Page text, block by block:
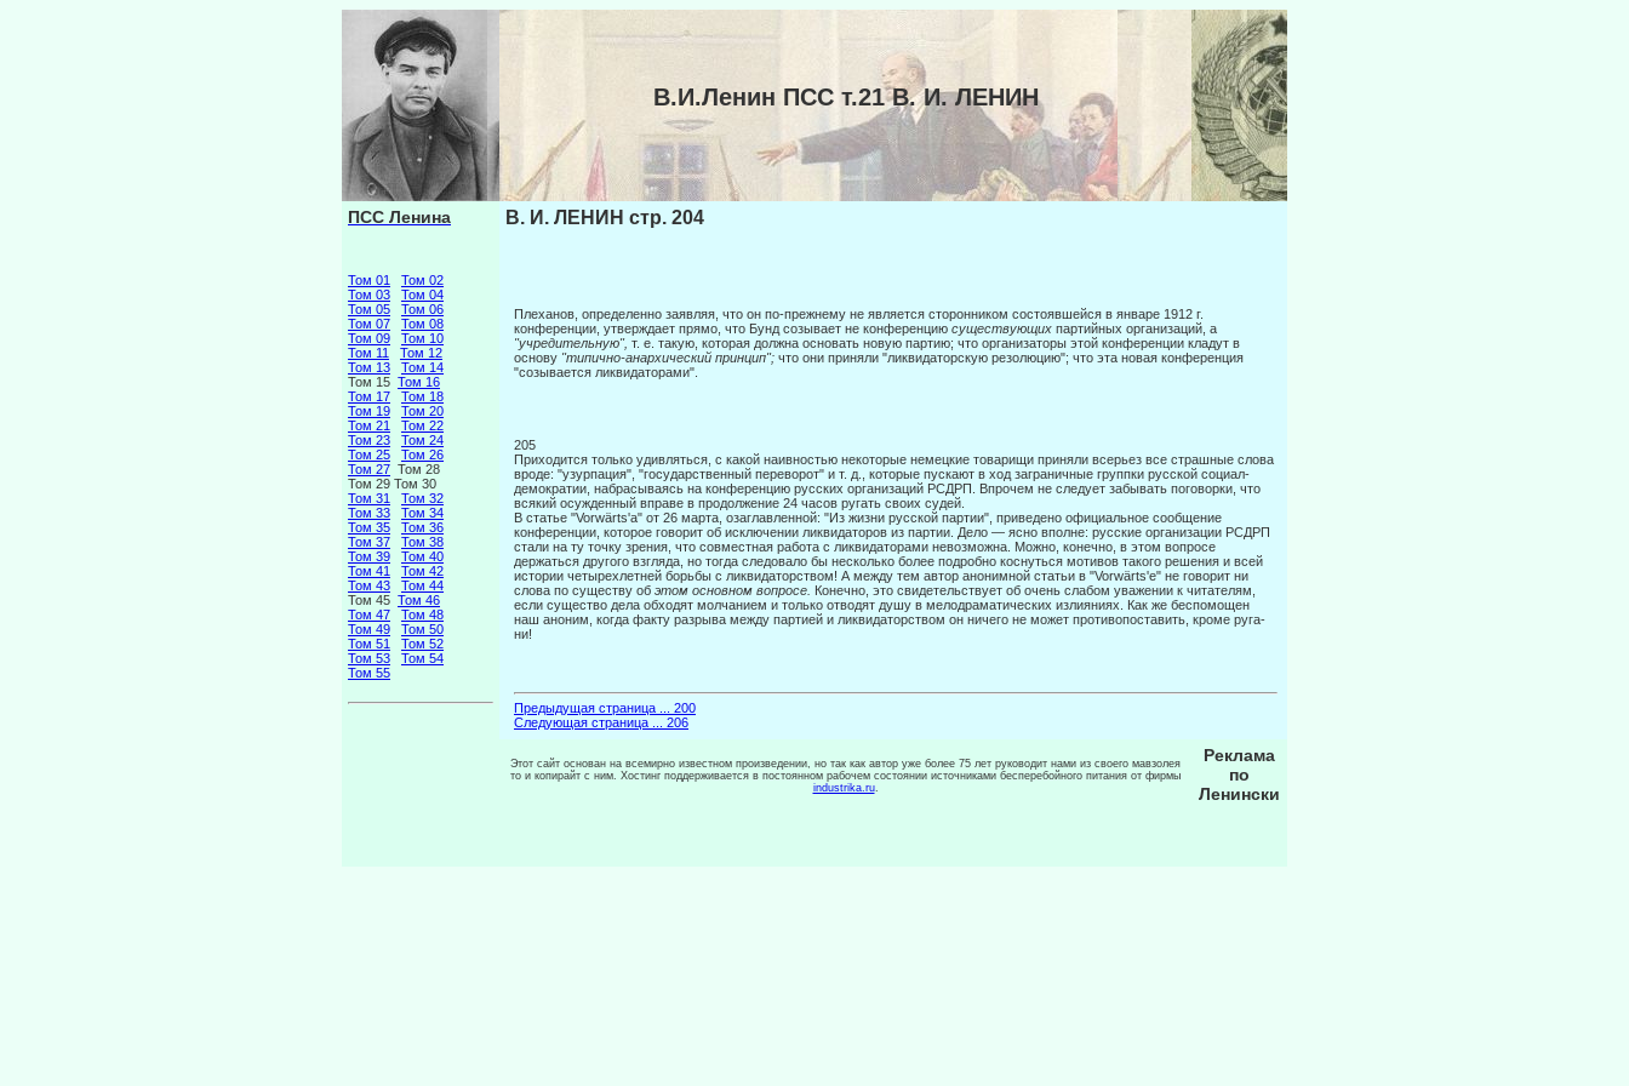
В.И.Ленин ПСС т.21 В. И. ЛЕНИН
ПСС Ленина
Том 01
Том 02
Том 03
Том 04
Том 05
Том 06
Том 07
Том 08
Том 09
Том 10
Том 11
Том 12
Том 13
Том 14
Том 15 Том 16
Том 17
Том 18
Том 19
Том 20
Том 21
Том 22
Том 23
Том 24
Том 25
Том 26
Том 27 Том 28
Том 29 Том 30
Том 31
Том 32
Том 33
Том 34
Том 35
Том 36
Том 37
Том 38
Том 39
Том 40
Том 41
Том 42
Том 43
Том 44
Том 45 Том 46
Том 47
Том 48
Том 49
Том 50
Том 51
Том 52
Том 53
Том 54
Том 55
В. И. ЛЕНИН стр. 204
Плеханов, определенно заявляя, что он по-прежнему не является сторонником со­стоявшейся в январе 1912 г.
конференции, утверждает прямо, что Бунд созывает не конференцию существующих партийных организаций, а
"учредительную", т. е. такую, которая должна основать новую партию; что организаторы этой конференции кладут в
основу "типично-анархический принцип"; что они приняли "ликвидаторскую резолю­цию"; что эта новая конференция
"созывается ликвидаторами".
205
Приходится только удивляться, с какой наивностью некоторые немецкие товарищи приняли всерьез все страшные слова
вроде: "узурпация", "государственный переворот" и т. д., которые пускают в ход заграничные группки русской социал-
демократии, на­брасываясь на конференцию русских организаций РСДРП. Впрочем не следует забы­вать поговорки, что
всякий осужденный вправе в продолжение 24 часов ругать своих судей.
В статье "Vorwärts'a" от 26 марта, озаглавленной: "Из жизни русской партии", при­ведено официальное сообщение
конференции, которое говорит об исключении ликви­даторов из партии. Дело — ясно вполне: русские организации РСДРП
стали на ту точку зрения, что совместная работа с ликвидаторами невозможна. Можно, конечно, в этом вопросе
держаться другого взгляда, но тогда следовало бы несколько более подробно коснуться мотивов такого решения и всей
истории четырехлетней борьбы с ликвида­торством! А между тем автор анонимной статьи в "Vorwärts'e" не говорит ни
слова по существу об этом основном вопросе.
Конечно, это свидетельствует об очень слабом уважении к читателям,
если существо дела обходят молчанием и только отводят душу в мелодраматических излияниях. Как же беспомощен
наш аноним, когда факту разрыва между партией и ликвидаторством он ничего не может противопоставить, кроме руга­
ни!
Предыдущая страница ... 200
Следующая страница ... 206
Этот сайт основан на всемирно известном произведении, но так как автор уже более 75 лет руководит нами из своего мавзолея
то и копирайт с ним. Хостинг поддерживается в постоянном рабочем состоянии источниками бесперебойного питания от фирмы
industrika.ru.
Реклама
по
Ленински